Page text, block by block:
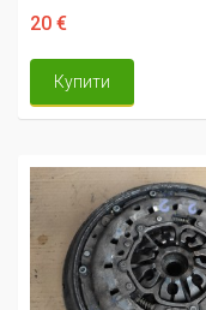
20 €
Купити